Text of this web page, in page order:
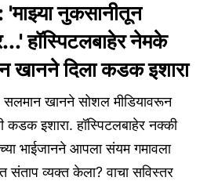
नुकसानीतून
हॉस्पिटलबाहेर नेमके
दिला कडक इशारा
खानने सोशल मीडियावरून
कडक इशारा. हॉस्पिटलबाहेर नक्की
भाईजानने आपला संयम गमावला
संताप व्यक्त केला? वाचा सविस्तर